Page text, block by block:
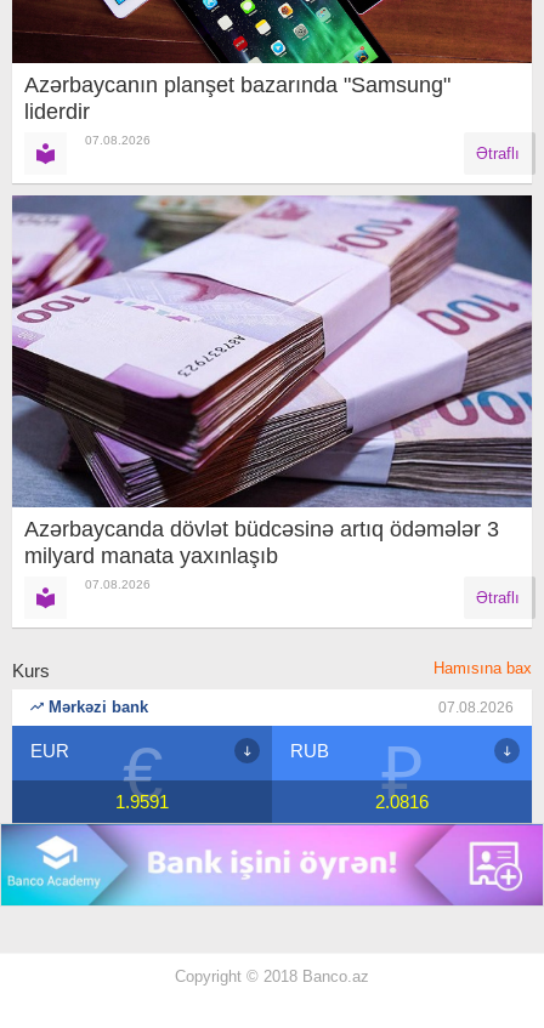
Azərbaycanın planşet bazarında "Samsung"
liderdir
07.08.2026
Ətraflı
Azərbaycanda dövlət büdcəsinə artıq ödəmələr 3
milyard manata yaxınlaşıb
07.08.2026
Ətraflı
Kurs Hamısına bax
Mərkəzi bank 07.08.2026
₽
RUB
2.0816 $
USD
1.7
Copyright © 2018 Banco.az